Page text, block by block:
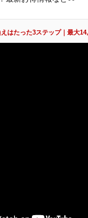
はたった3ステップ｜最大